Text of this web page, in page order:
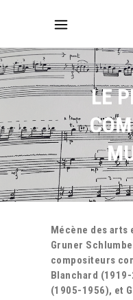
LE
Mécène des arts
Gruner
compositeurs
Blanchard
(1905-1956), et